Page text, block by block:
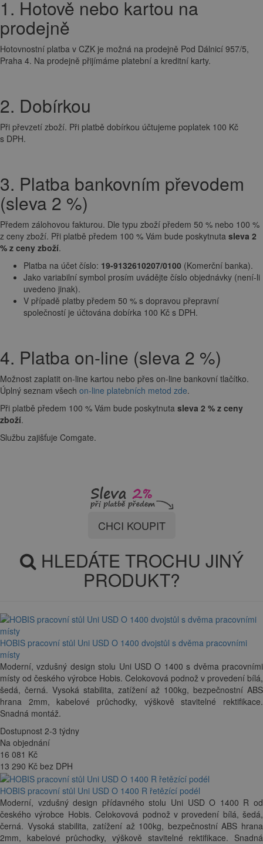
1. Hotově nebo kartou na
prodejně
Hotovnostní platba v CZK je možná na prodejně Pod Dálnicí 957/5,
Praha 4. Na prodejně přijímáme platební a kreditní karty.
2. Dobírkou
Při převzetí zboží. Při platbě dobírkou účtujeme poplatek 100 Kč
s DPH.
3. Platba bankovním převodem
(sleva 2 %)
Předem zálohovou fakturou. Dle typu zboží předem 50 % nebo 100 %
z ceny zboží. Při platbě předem 100 % Vám bude poskytnuta sleva 2
% z ceny zboží.
Platba na účet číslo: 19-9132610207/0100 (Komerční banka).
Jako variabilní symbol prosím uvádějte číslo objednávky (není-li
uvedeno jinak).
V případě platby předem 50 % s dopravou přepravní
společností je účtována dobírka 100 Kč s DPH.
4. Platba on-line (sleva 2 %)
Možnost zaplatit on-line kartou nebo přes on-line bankovní tlačítko.
Úplný seznam všech on-line platebních metod zde.
Při platbě předem 100 % Vám bude poskytnuta sleva 2 % z ceny
zboží.
Službu zajišťuje Comgate.
CHCI KOUPIT
HLEDÁTE TROCHU JINÝ
PRODUKT?
HOBIS pracovní stůl Uni USD O 1400 dvojstůl s dvěma pracovními
místy
Moderní, vzdušný design stolu Uni USD O 1400 s dvěma pracovními
místy od českého výrobce Hobis. Celokovová podnož v provedení bílá,
šedá, černá. Vysoká stabilita, zatížení až 100kg, bezpečnostní ABS
hrana 2mm, kabelové průchodky, výškově stavitelné rektifikace.
Snadná montáž.
Dostupnost 2-3 týdny
Na objednání
16 081 Kč
13 290 Kč bez DPH
HOBIS pracovní stůl Uni USD O 1400 R řetězící podél
Moderní, vzdušný design přídavného stolu Uni USD O 1400 R od
českého výrobce Hobis. Celokovová podnož v provedení bílá, šedá,
černá. Vysoká stabilita, zatížení až 100kg, bezpečnostní ABS hrana
2mm, kabelové průchodky, výškově stavitelné rektifikace. Snadná